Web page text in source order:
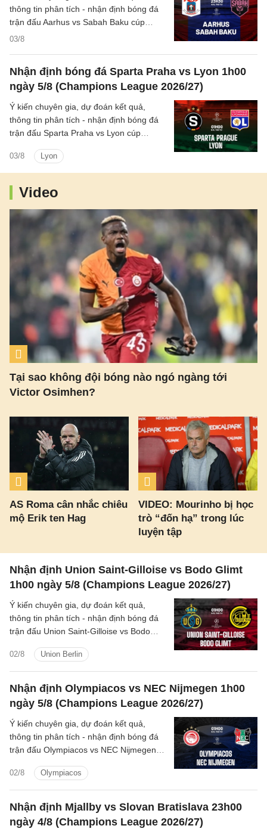
03/8
thông tin phân tích - nhận định bóng đá
trận đấu Aarhus vs Sabah Baku cúp
C1/UEFA Champions League 2026/27
Nhận định bóng đá Sparta Praha vs Lyon 1h00
ngày 5/8 (Champions League 2026/27)
03/8 Lyon
Ý kiến chuyên gia, dự đoán kết quả,
thông tin phân tích - nhận định bóng đá
trận đấu Sparta Praha vs Lyon cúp
hôm nay.
Video
Tại sao không đội bóng nào ngó ngàng tới
Victor Osimhen?
AS Roma cân nhắc chiêu
mộ Erik ten Hag
VIDEO: Mourinho bị học
trò “đốn hạ” trong lúc
luyện tập
Nhận định Union Saint-Gilloise vs Bodo Glimt
1h00 ngày 5/8 (Champions League 2026/27)
02/8 Union Berlin
Ý kiến chuyên gia, dự đoán kết quả,
thông tin phân tích - nhận định bóng đá
trận đấu Union Saint-Gilloise vs Bodo
2026/27 hôm nay.
Nhận định Olympiacos vs NEC Nijmegen 1h00
ngày 5/8 (Champions League 2026/27)
02/8 Olympiacos
Ý kiến chuyên gia, dự đoán kết quả,
thông tin phân tích - nhận định bóng đá
trận đấu Olympiacos vs NEC Nijmegen
2026/27 hôm nay.
Nhận định Mjallby vs Slovan Bratislava 23h00
ngày 4/8 (Champions League 2026/27)